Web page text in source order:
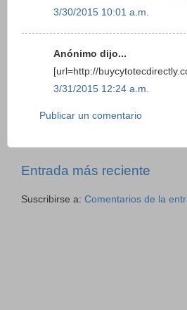
3/30/2015 10:01 a.m.
Anónimo dijo...
[url=http://
3/31/2015 12:24 a.m.
Publicar un comentario
Entrada más reciente
Suscribirse a: Comentarios de la